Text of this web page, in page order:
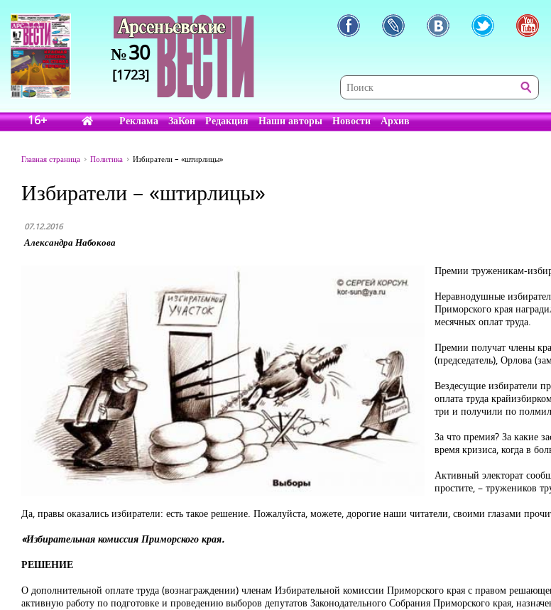
№30
[1723]
16+ Реклама ЗаКон Редакция Наши авторы Новости Архив
Главная страница Политика Избиратели – «штирлицы»
Избиратели – «штирлицы»
07.12.2016
Александра Набокова
Премии труженикам-
Неравнодушные
Приморского края
месячных оплат труда.
Премии получат члены
(председатель), Орлова
Вездесущие избиратели
оплата труда
три и получили по
За что премия? За какие
время кризиса, когда в
Активный электорат
простите, – тружеников
Да, правы оказались избиратели: есть такое решение. Пожалуйста, можете, дорогие наши читатели, своими глазами
«Избирательная комиссия Приморского края.
РЕШЕНИЕ
О дополнительной оплате труда (вознаграждении) членам Избирательной комиссии Приморского края с правом
активную работу по подготовке и проведению выборов депутатов Законодательного Собрания Приморского края,